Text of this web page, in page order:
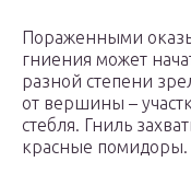
Пораженными
гниения может
разной степени
от вершины –
стебля. Гниль
красные помидоры.